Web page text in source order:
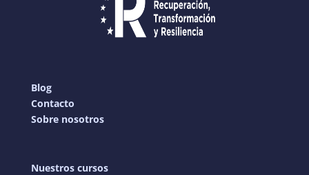
Blog
Contacto
Sobre nosotros
Nuestros cursos